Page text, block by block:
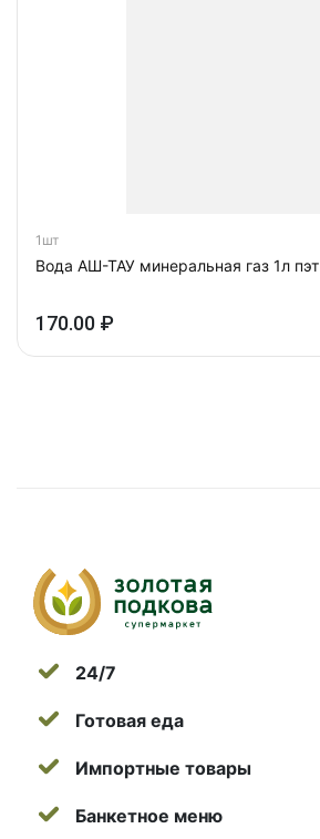
1шт
Вода АШ-ТАУ минеральная газ 1л пэт
170.00 ₽
24/7
Готовая еда
Импортные товары
Банкетное меню